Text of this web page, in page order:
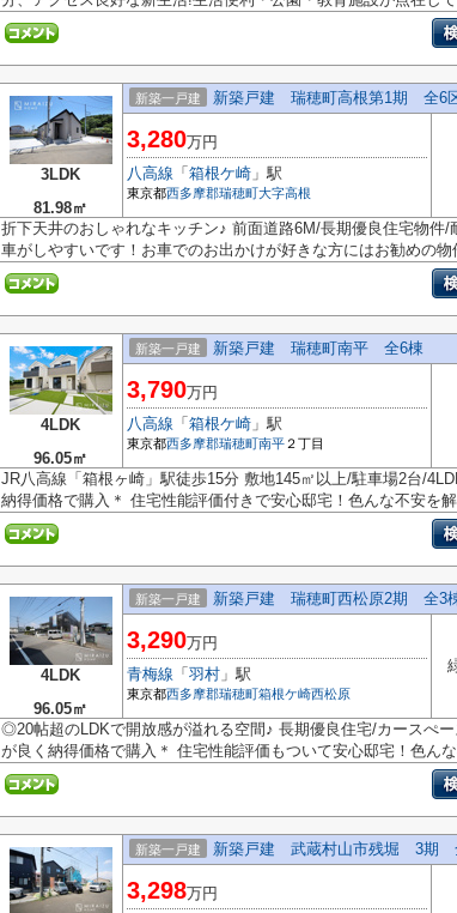
3LDK
81.98㎡
新築一戸建 新築戸建 瑞穂町高根第1期 全6
3,280万円
八高線 「 箱根ケ崎 」駅
東京都西多摩郡瑞穂町大字高根
折下天井のおしゃれなキッチン♪ 前面道路6M/長期優良住宅物件
車がしやすいです！お車でのお出かけが好きな方にはお勧めの
4LDK
96.05㎡
新築一戸建 新築戸建 瑞穂町南平 全6棟
3,790万円
八高線 「 箱根ケ崎 」駅
東京都西多摩郡瑞穂町南平 ２丁目
JR八高線「箱根ヶ崎」駅徒歩15分 敷地145㎡以上/駐車場2台/
納得価格で購入＊ 住宅性能評価付きで安心邸宅！色んな不安を
4LDK
96.05㎡
新築一戸建 新築戸建 瑞穂町西松原2期 全3
3,290万円
青梅線 「 羽村 」駅
東京都西多摩郡瑞穂町箱根ケ崎西松原
◎20帖超のLDKで開放感が溢れる空間♪ 長期優良住宅/カースぺ
が良く納得価格で購入＊ 住宅性能評価もついて安心邸宅！色んな
新築一戸建 新築戸建 武蔵村山市残堀 3期
3,298万円